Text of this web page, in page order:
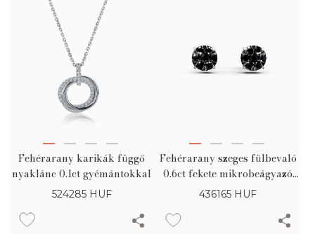
Fehérarany karikák függő
nyaklánc 0.1ct gyémántokkal
524285 HUF
Fehérarany szeges fülbevaló
0.6ct fekete mikrobeágyazó
gyémántokkal
436165 HUF